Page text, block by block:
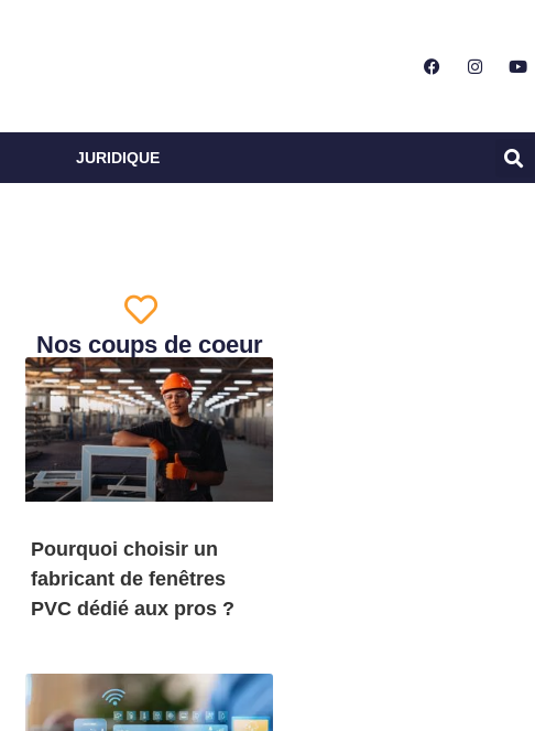
JURIDIQUE
Nos coups de coeur
Pourquoi choisir un
fabricant de fenêtres
PVC dédié aux pros ?